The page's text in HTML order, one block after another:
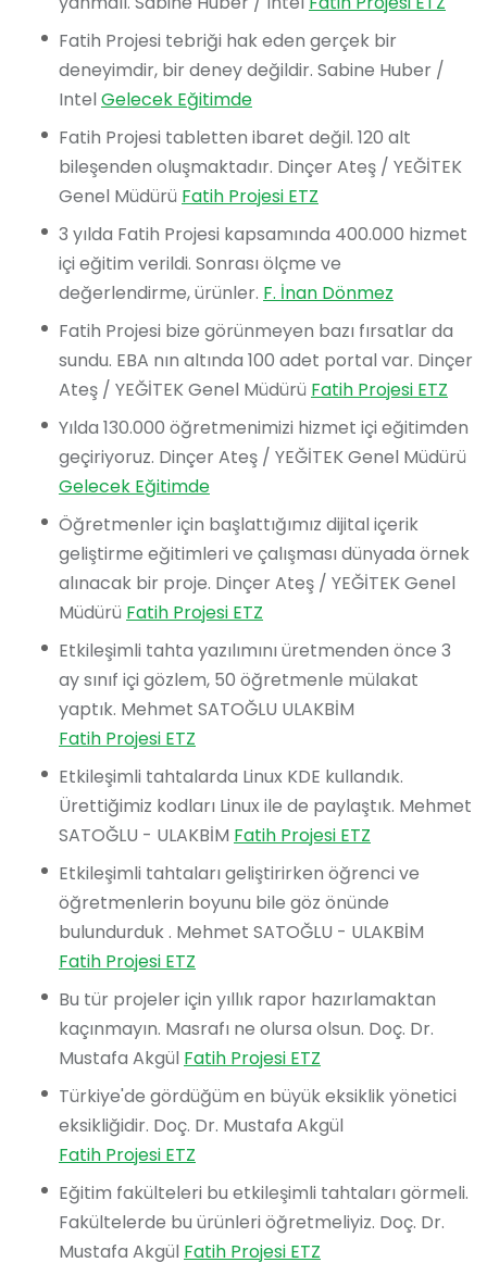
Fatih Projesi tebriği hak eden gerçek bir
deneyimdir, bir deney değildir. Sabine Huber /
Intel Gelecek Eğitimde
Fatih Projesi tabletten ibaret değil. 120 alt
bileşenden oluşmaktadır. Dinçer Ateş / YEĞİTEK
Genel Müdürü Fatih Projesi ETZ
3 yılda Fatih Projesi kapsamında 400.000 hizmet
içi eğitim verildi. Sonrası ölçme ve
değerlendirme, ürünler. F. İnan Dönmez
Fatih Projesi bize görünmeyen bazı fırsatlar da
sundu. EBA nın altında 100 adet portal var. Dinçer
Ateş / YEĞİTEK Genel Müdürü Fatih Projesi ETZ
Yılda 130.000 öğretmenimizi hizmet içi eğitimden
geçiriyoruz. Dinçer Ateş / YEĞİTEK Genel Müdürü
Gelecek Eğitimde
Öğretmenler için başlattığımız dijital içerik
geliştirme eğitimleri ve çalışması dünyada örnek
alınacak bir proje. Dinçer Ateş / YEĞİTEK Genel
Müdürü Fatih Projesi ETZ
Etkileşimli tahta yazılımını üretmenden önce 3
ay sınıf içi gözlem, 50 öğretmenle mülakat
yaptık. Mehmet SATOĞLU ULAKBİM
Fatih Projesi ETZ
Etkileşimli tahtalarda Linux KDE kullandık.
Ürettiğimiz kodları Linux ile de paylaştık. Mehmet
SATOĞLU - ULAKBİM Fatih Projesi ETZ
Etkileşimli tahtaları geliştirirken öğrenci ve
öğretmenlerin boyunu bile göz önünde
bulundurduk . Mehmet SATOĞLU - ULAKBİM
Fatih Projesi ETZ
Bu tür projeler için yıllık rapor hazırlamaktan
kaçınmayın. Masrafı ne olursa olsun. Doç. Dr.
Mustafa Akgül Fatih Projesi ETZ
Türkiye'de gördüğüm en büyük eksiklik yönetici
eksikliğidir. Doç. Dr. Mustafa Akgül
Fatih Projesi ETZ
Eğitim fakülteleri bu etkileşimli tahtaları görmeli.
Fakültelerde bu ürünleri öğretmeliyiz. Doç. Dr.
Mustafa Akgül Fatih Projesi ETZ